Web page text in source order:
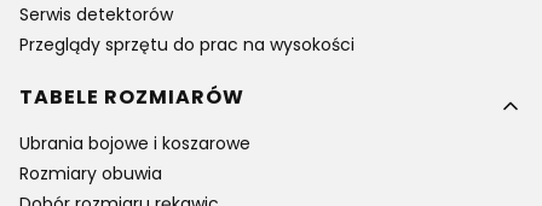
Serwis detektorów
Przeglądy sprzętu do prac na wysokości
TABELE ROZMIARÓW
Ubrania bojowe i koszarowe
Rozmiary obuwia